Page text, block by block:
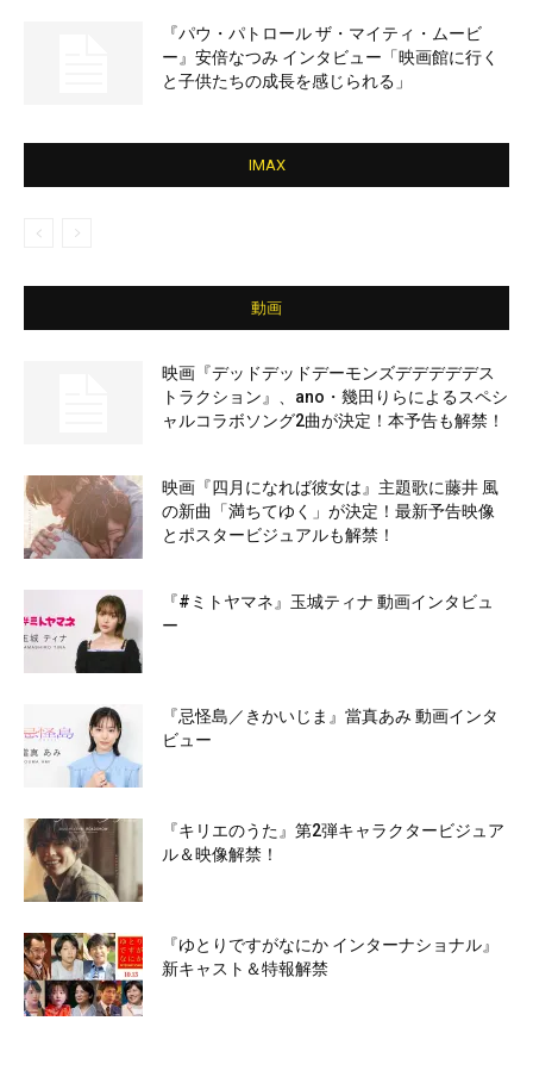
『パウ・パトロール ザ・マイティ・ムービ
ー』安倍なつみ インタビュー「映画館に行く
と子供たちの成長を感じられる」
IMAX
動画
映画『デッドデッドデーモンズデデデデデス
トラクション』、ano・幾田りらによるスペシ
ャルコラボソング2曲が決定！本予告も解禁！
映画『四月になれば彼女は』主題歌に藤井 風
の新曲「満ちてゆく」が決定！最新予告映像
とポスタービジュアルも解禁！
『#ミトヤマネ』玉城ティナ 動画インタビュ
ー
『忌怪島／きかいじま』當真あみ 動画インタ
ビュー
『キリエのうた』第2弾キャラクタービジュア
ル＆映像解禁！
『ゆとりですがなにか インターナショナル』
新キャスト＆特報解禁